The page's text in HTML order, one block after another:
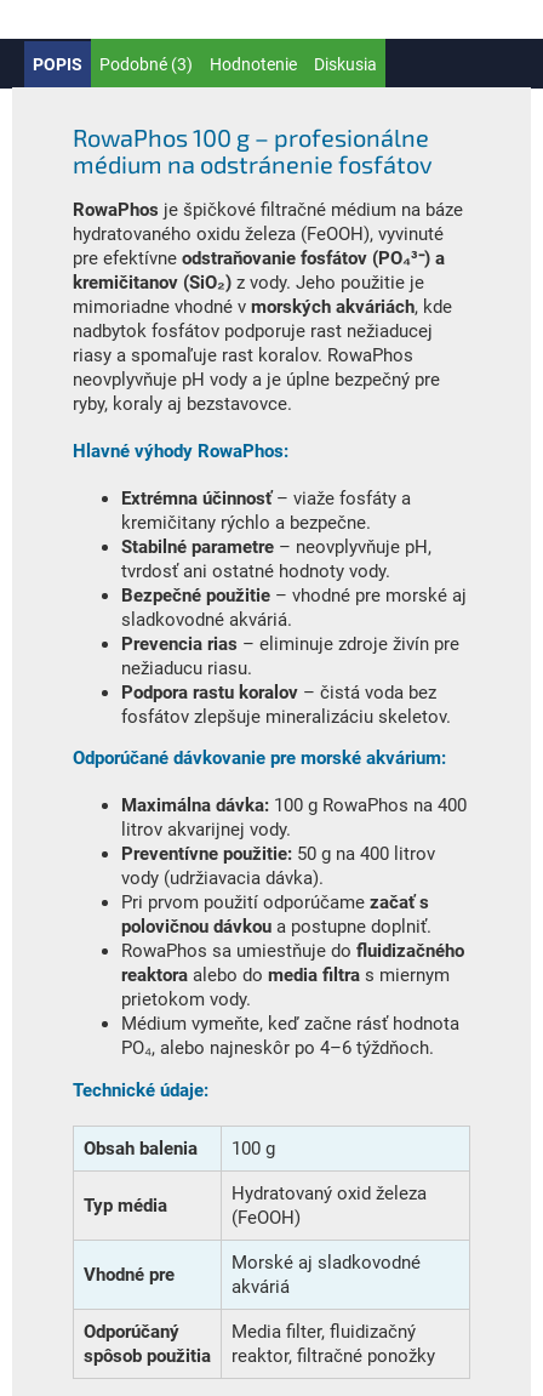
POPIS Podobné (3) Hodnotenie Diskusia
RowaPhos 100 g – profesionálne
médium na odstránenie fosfátov
RowaPhos je špičkové filtračné médium na báze
hydratovaného oxidu železa (FeOOH), vyvinuté
pre efektívne odstraňovanie fosfátov (PO₄³⁻) a
kremičitanov (SiO₂) z vody. Jeho použitie je
mimoriadne vhodné v morských akváriách, kde
nadbytok fosfátov podporuje rast nežiaducej
riasy a spomaľuje rast koralov. RowaPhos
neovplyvňuje pH vody a je úplne bezpečný pre
ryby, koraly aj bezstavovce.
Hlavné výhody RowaPhos:
Extrémna účinnosť– viaže fosfáty a
kremičitany rýchlo a bezpečne.
Stabilné parametre – neovplyvňuje pH,
tvrdosť ani ostatné hodnoty vody.
Bezpečné použitie – vhodné pre morské aj
sladkovodné akváriá.
Prevencia rias – eliminuje zdroje živín pre
nežiaducu riasu.
Podpora rastu koralov – čistá voda bez
fosfátov zlepšuje mineralizáciu skeletov.
Odporúčané dávkovanie pre morské akvárium:
Maximálna dávka: 100 g RowaPhos na 400
litrov akvarijnej vody.
Preventívne použitie: 50 g na 400 litrov
vody (udržiavacia dávka).
Pri prvom použití odporúčame začať s
polovičnou dávkou a postupne doplniť.
RowaPhos sa umiestňuje do fluidizačného
reaktora alebo do media filtra s miernym
prietokom vody.
Médium vymeňte, keď začne rásť hodnota
PO₄, alebo najneskôr po 4–6 týždňoch.
Technické údaje:
Obsah balenia 100 g
Typ média
Hydratovaný oxid železa
(FeOOH)
Vhodné pre
Morské aj sladkovodné
akváriá
Odporúčaný
spôsob použitia
Media filter, fluidizačný
reaktor, filtračné ponožky